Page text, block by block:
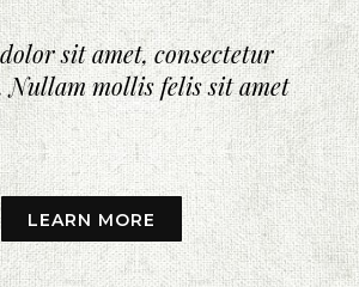
sit amet, consectetur
mollis felis sit amet
LEARN MORE